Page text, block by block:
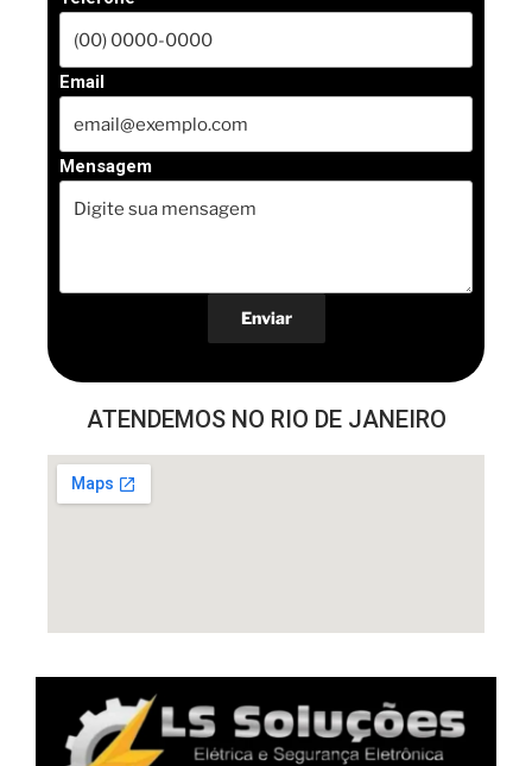
Email
Mensagem
ATENDEMOS NO RIO DE JANEIRO